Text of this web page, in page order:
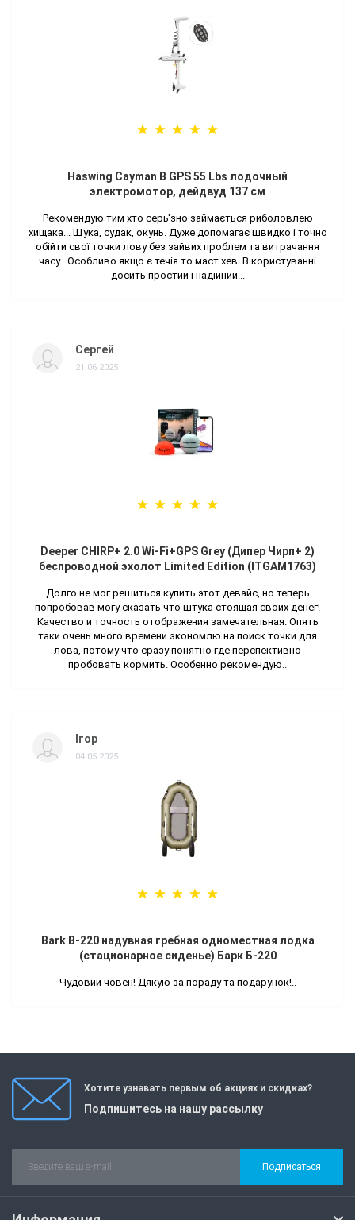
Haswing Cayman B GPS 55 Lbs лодочный
электромотор, дейдвуд 137 см
Рекомендую тим хто серь'зно займається риболовлею
хищака... Щука, судак, окунь. Дуже допомагає швидко і точно
обійти свої точки лову без зайвих проблем та витрачання
часу . Особливо якщо є течія то маст хев. В користуванні
досить простий і надійний...
Сергей
21.06.2025
Deeper CHIRP+ 2.0 Wi-Fi+GPS Grey (Дипер Чирп+ 2)
беспроводной эхолот Limited Edition (ITGAM1763)
Долго не мог решиться купить этот девайс, но теперь
попробовав могу сказать что штука стоящая своих денег!
Качество и точность отображения замечательная. Опять
таки очень много времени экономлю на поиск точки для
лова, потому что сразу понятно где перспективно
пробовать кормить. Особенно рекомендую..
Ігор
04.05.2025
Bark B-220 надувная гребная одноместная лодка
(стационарное сиденье) Барк Б-220
Чудовий човен! Дякую за пораду та подарунок!..
Хотите узнавать первым об акциях и скидках?
Подпишитесь на нашу рассылку
Подписаться